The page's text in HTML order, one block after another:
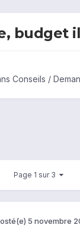
budget
Conseils /
Page 1 sur 3
5 novembre